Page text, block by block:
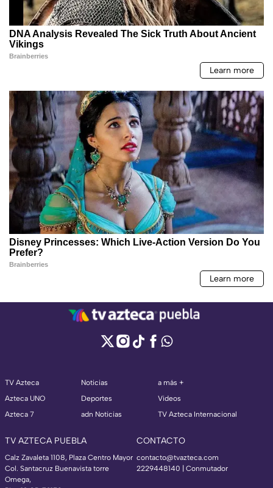
TV Azteca
Azteca UNO
Azteca 7
Noticias
Deportes
adn Noticias
a más +
Videos
TV Azteca Internacional
TV AZTECA PUEBLA
Calz Zavaleta 1108, Plaza Centro Mayor
Col. Santacruz Buenavista torre
Omega,
CONTACTO
contacto@tvazteca.com
2229448140 | Conmutador